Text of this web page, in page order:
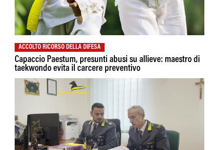
ACCOLTO RICORSO DELLA DIFESA
Capaccio Paestum, presunti abusi su allieve: maestro di
taekwondo evita il carcere preventivo